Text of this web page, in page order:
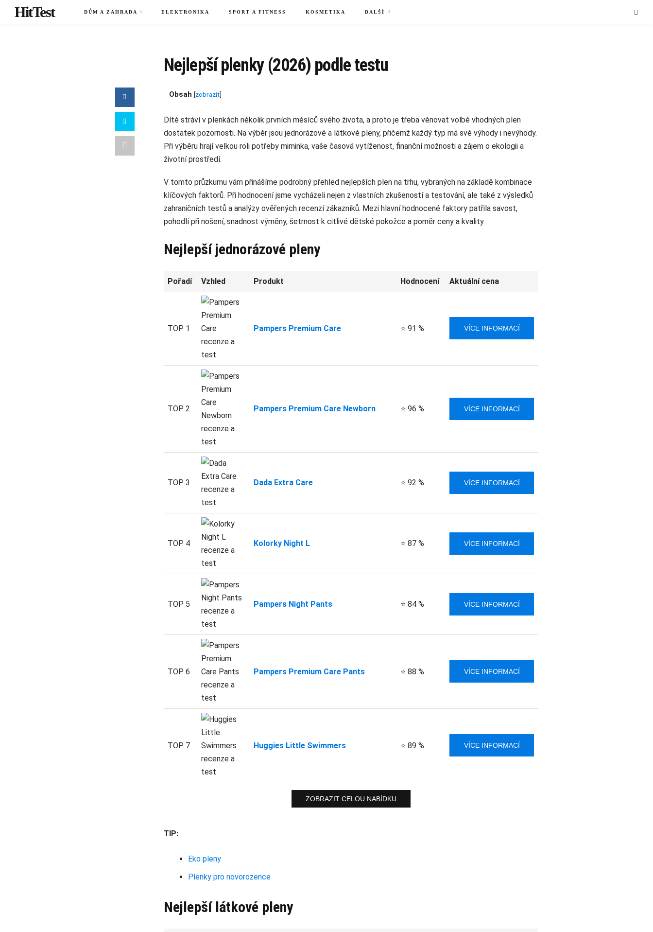
HitTest DŮM A ZAHRADA ELEKTRONIKA SPORT A FITNESS KOSMETIKA DALŠÍ
Nejlepší plenky (2026) podle testu
Obsah [zobrazit]
Dítě stráví v plenkách několik prvních měsíců svého života, a proto je třeba věnovat volbě vhodných plen
dostatek pozornosti. Na výběr jsou jednorázové a látkové pleny, přičemž každý typ má své výhody i nevýhody.
Při výběru hrají velkou roli potřeby miminka, vaše časová vytíženost, finanční možnosti a zájem o ekologii a
životní prostředí.
V tomto průzkumu vám přinášíme podrobný přehled nejlepších plen na trhu, vybraných na základě kombinace
klíčových faktorů. Při hodnocení jsme vycházeli nejen z vlastních zkušeností a testování, ale také z výsledků
zahraničních testů a analýzy ověřených recenzí zákazníků. Mezi hlavní hodnocené faktory patřila savost,
pohodlí při nošení, snadnost výměny, šetrnost k citlivé dětské pokožce a poměr ceny a kvality.
Nejlepší jednorázové pleny
Pořadí Vzhled Produkt Hodnocení Aktuální cena
TOP 1 Pampers Premium Care ⭐ 91 % VÍCE INFORMACÍ
TOP 2 Pampers Premium Care Newborn ⭐ 96 % VÍCE INFORMACÍ
TOP 3 Dada Extra Care ⭐ 92 % VÍCE INFORMACÍ
TOP 4 Kolorky Night L ⭐ 87 % VÍCE INFORMACÍ
TOP 5 Pampers Night Pants ⭐ 84 % VÍCE INFORMACÍ
TOP 6 Pampers Premium Care Pants ⭐ 88 % VÍCE INFORMACÍ
TOP 7 Huggies Little Swimmers ⭐ 89 % VÍCE INFORMACÍ
ZOBRAZIT CELOU NABÍDKU
TIP:
Eko pleny
Plenky pro novorozence
Nejlepší látkové pleny